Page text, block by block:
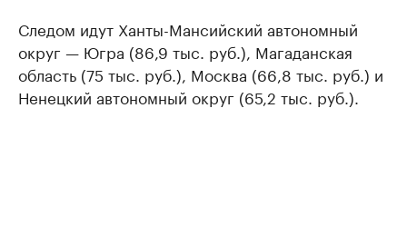
Следом идут Ханты-Мансийский автономный
округ — Югра (86,9 тыс. руб.), Магаданская
область (75 тыс. руб.), Москва (66,8 тыс. руб.) и
Ненецкий автономный округ (65,2 тыс. руб.).